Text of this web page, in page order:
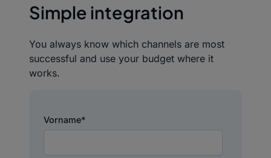
Simple integration
You always know which channels are most
successful and use your budget where it
works.
Vorname*